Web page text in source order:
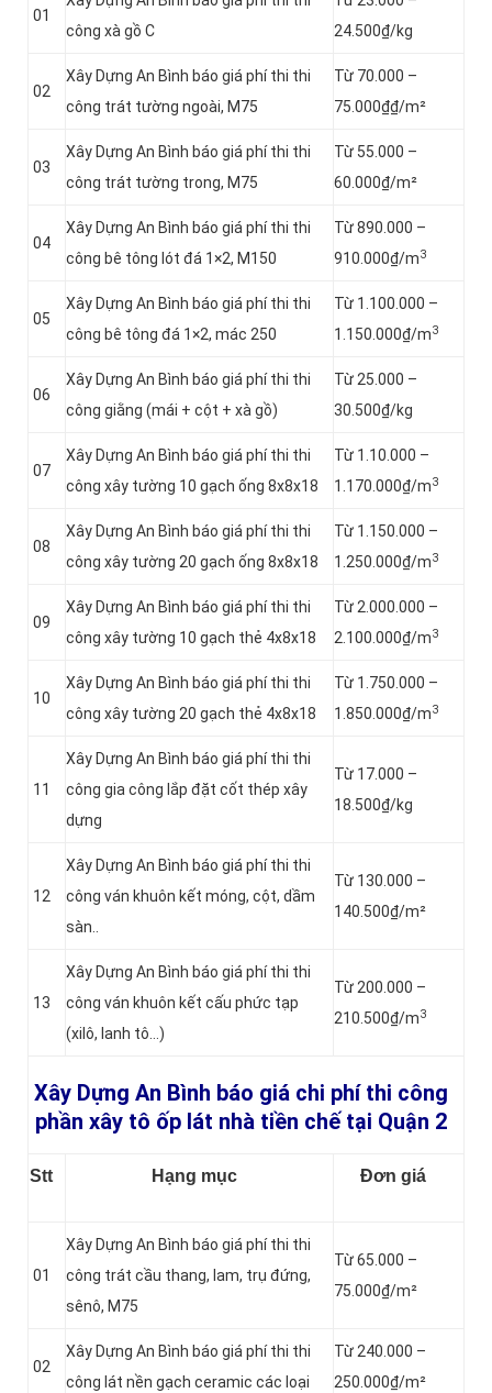
01
công xà gồ C
24.500₫/kg
02
Xây Dựng An Bình báo giá phí thi thi
công trát tường ngoài, M75
Từ 70.000 –
75.000₫₫/m²
03
Xây Dựng An Bình báo giá phí thi thi
công trát tường trong, M75
Từ 55.000 –
60.000₫/m²
04
Xây Dựng An Bình báo giá phí thi thi
công bê tông lót đá 1×2, M150
Từ 890.000 –
910.000₫/m3
05
Xây Dựng An Bình báo giá phí thi thi
công bê tông đá 1×2, mác 250
Từ 1.100.000 –
1.150.000₫/m3
06
Xây Dựng An Bình báo giá phí thi thi
công giằng (mái + cột + xà gồ)
Từ 25.000 –
30.500₫/kg
07
Xây Dựng An Bình báo giá phí thi thi
công xây tường 10 gạch ống 8x8x18
Từ 1.10.000 –
1.170.000₫/m3
08
Xây Dựng An Bình báo giá phí thi thi
công xây tường 20 gạch ống 8x8x18
Từ 1.150.000 –
1.250.000₫/m3
09
Xây Dựng An Bình báo giá phí thi thi
công xây tường 10 gạch thẻ 4x8x18
Từ 2.000.000 –
2.100.000₫/m3
10
Xây Dựng An Bình báo giá phí thi thi
công xây tường 20 gạch thẻ 4x8x18
Từ 1.750.000 –
1.850.000₫/m3
11
Xây Dựng An Bình báo giá phí thi thi
công gia công lắp đặt cốt thép xây
dựng
Từ 17.000 –
18.500₫/kg
12
Xây Dựng An Bình báo giá phí thi thi
công ván khuôn kết móng, cột, dầm
sàn..
Từ 130.000 –
140.500₫/m²
13
Xây Dựng An Bình báo giá phí thi thi
công ván khuôn kết cấu phức tạp
(xilô, lanh tô…)
Từ 200.000 –
210.500₫/m3
Xây Dựng An Bình báo giá chi phí thi công
phần xây tô ốp lát nhà tiền chế tại Quận 2
Stt Hạng mục Đơn giá
01
Xây Dựng An Bình báo giá phí thi thi
công trát cầu thang, lam, trụ đứng,
sênô, M75
Từ 65.000 –
75.000₫/m²
02
Xây Dựng An Bình báo giá phí thi thi
công lát nền gạch ceramic các loại
Từ 240.000 –
250.000₫/m²